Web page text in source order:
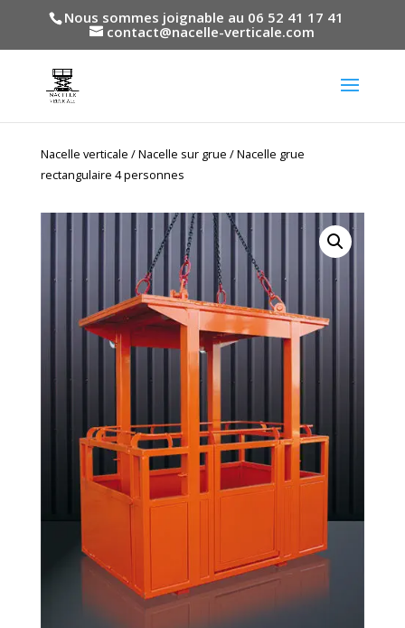
Nous sommes joignable au 06 52 41 17 41
contact@nacelle-verticale.com
Nacelle verticale /Nacelle sur grue / Nacelle grue
rectangulaire 4 personnes